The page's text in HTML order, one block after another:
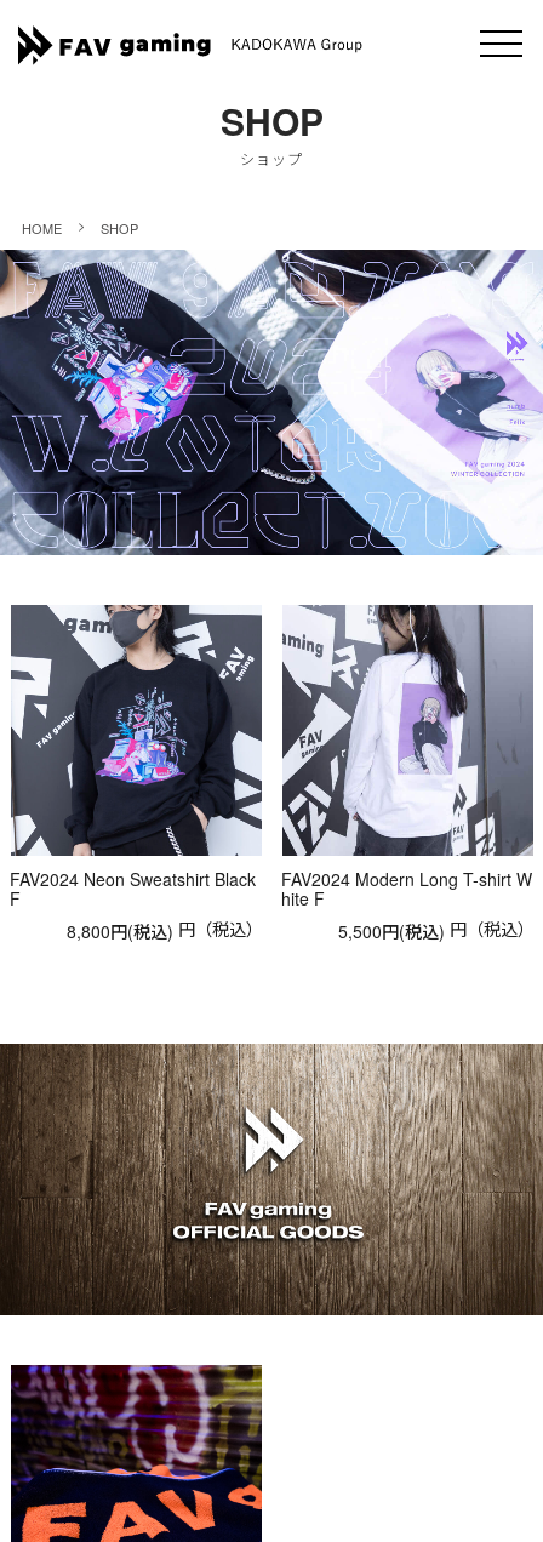
SHOP
ショップ
HOME > SHOP
FAV2024 Neon Sweatshirt Black
F
8,800円(税込) 円（税込）
FAV2024 Modern Long T-shirt W
hite F
5,500円(税込) 円（税込）